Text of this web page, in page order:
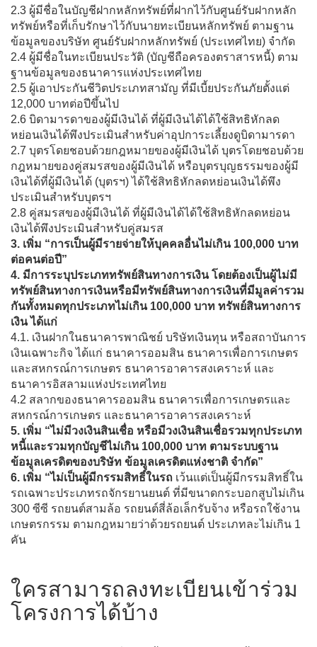
2.3 ผู้มีชื่อในบัญชีฝากหลักทรัพย์ที่ฝากไว้กับศูนย์รับฝากหลัก
ทรัพย์หรือที่เก็บรักษาไว้กับนายทะเบียนหลักทรัพย์ ตามฐาน
ข้อมูลของบริษัท ศูนย์รับฝากหลักทรัพย์ (ประเทศไทย) จำกัด
2.4 ผู้มีชื่อในทะเบียนประวัติ (บัญชีถือครองตราสารหนี้) ตาม
ฐานข้อมูลของธนาคารแห่งประเทศไทย
2.5 ผู้เอาประกันชีวิตประเภทสามัญ ที่มีเบี้ยประกันภัยตั้งแต่
12,000 บาทต่อปีขึ้นไป
2.6 บิดามารดาของผู้มีเงินได้ ที่ผู้มีเงินได้ได้ใช้สิทธิหักลด
หย่อนเงินได้พึงประเมินสำหรับค่าอุปการะเลี้ยงดูบิดามารดา
2.7 บุตรโดยชอบด้วยกฎหมายของผู้มีเงินได้ บุตรโดยชอบด้วย
กฎหมายของคู่สมรสของผู้มีเงินได้ หรือบุตรบุญธรรมของผู้มี
เงินได้ที่ผู้มีเงินได้ (บุตรฯ) ได้ใช้สิทธิหักลดหย่อนเงินได้พึง
ประเมินสำหรับบุตรฯ
2.8 คู่สมรสของผู้มีเงินได้ ที่ผู้มีเงินได้ได้ใช้สิทธิหักลดหย่อน
เงินได้พึงประเมินสำหรับคู่สมรส
3. เพิ่ม “การเป็นผู้มีรายจ่ายให้บุคคลอื่นไม่เกิน 100,000 บาท
ต่อคนต่อปี”
4. มีการระบุประเภททรัพย์สินทางการเงิน โดยต้องเป็นผู้ไม่มี
ทรัพย์สินทางการเงินหรือมีทรัพย์สินทางการเงินที่มีมูลค่ารวม
กันทั้งหมดทุกประเภทไม่เกิน 100,000 บาท ทรัพย์สินทางการ
เงิน ได้แก่
4.1. เงินฝากในธนาคารพาณิชย์ บริษัทเงินทุน หรือสถาบันการ
เงินเฉพาะกิจ ได้แก่ ธนาคารออมสิน ธนาคารเพื่อการเกษตร
และสหกรณ์การเกษตร ธนาคารอาคารสงเคราะห์ และ
ธนาคารอิสลามแห่งประเทศไทย
4.2 สลากของธนาคารออมสิน ธนาคารเพื่อการเกษตรและ
สหกรณ์การเกษตร และธนาคารอาคารสงเคราะห์
5. เพิ่ม “ไม่มีวงเงินสินเชื่อ หรือมีวงเงินสินเชื่อรวมทุกประเภท
หนี้และรวมทุกบัญชีไม่เกิน 100,000 บาท ตามระบบฐาน
ข้อมูลเครดิตของบริษัท ข้อมูลเครดิตแห่งชาติ จำกัด”
6. เพิ่ม “ไม่เป็นผู้มีกรรมสิทธิ์ในรถ เว้นแต่เป็นผู้มีกรรมสิทธิ์ใน
รถเฉพาะประเภทรถจักรยานยนต์ ที่มีขนาดกระบอกสูบไม่เกิน
300 ซีซี รถยนต์สามล้อ รถยนต์สี่ล้อเล็กรับจ้าง หรือรถใช้งาน
เกษตรกรรม ตามกฎหมายว่าด้วยรถยนต์ ประเภทละไม่เกิน 1
คัน
ใครสามารถลงทะเบียนเข้าร่วม
โครงการได้บ้าง